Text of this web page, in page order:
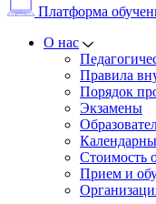
Платформа
О нас
Правила
Порядок
Экзамены
Стоимость
Прием и